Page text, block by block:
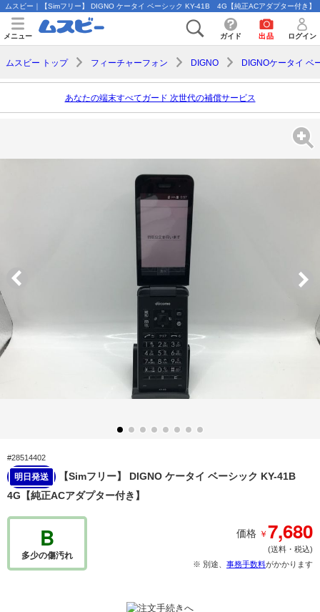
ムスビー｜【Simフリー】 DIGNO ケータイ ベーシック KY-41B 4G【純正ACアダプター付き
メニュー ガイド 出品 ログイン
ムスビー トップ フィーチャーフォン DIGNO DIGNOケータイ ベ
あなたの端末すべてガード 次世代の補償サービス
#28514402
明日発送
【Simフリー】 DIGNO ケータイ ベーシック KY-41B
4G【純正ACアダプター付き】
B
多少の傷汚れ
価格 ￥7,680
(送料・税込)
※ 別途、 事務手数料がかかります